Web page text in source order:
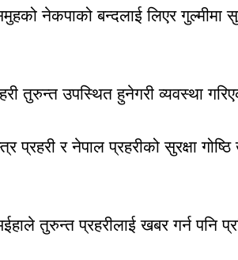
नेकपाको बन्दलाई लिएर गुल्मीमा
तुरुन्त उपस्थित हुनेगरी व्यवस्था
र नेपाल प्रहरीको सुरक्षा
तुरुन्त प्रहरीलाई खबर गर्न पनि